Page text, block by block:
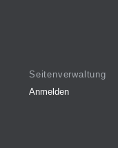
Seitenverwaltung
Anmelden